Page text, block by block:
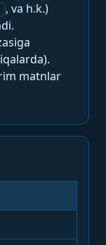
, va h.k.)
matnlar